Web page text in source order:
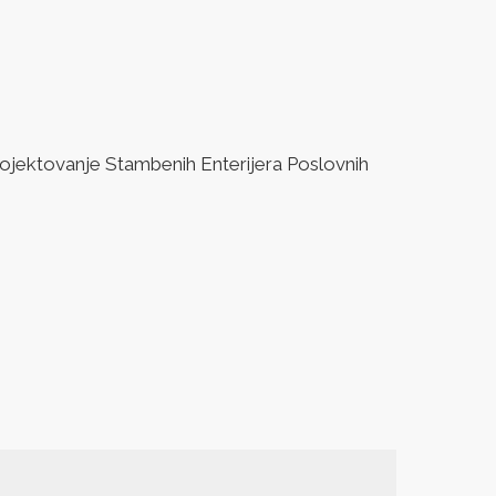
Stambenih Enterijera Poslovnih